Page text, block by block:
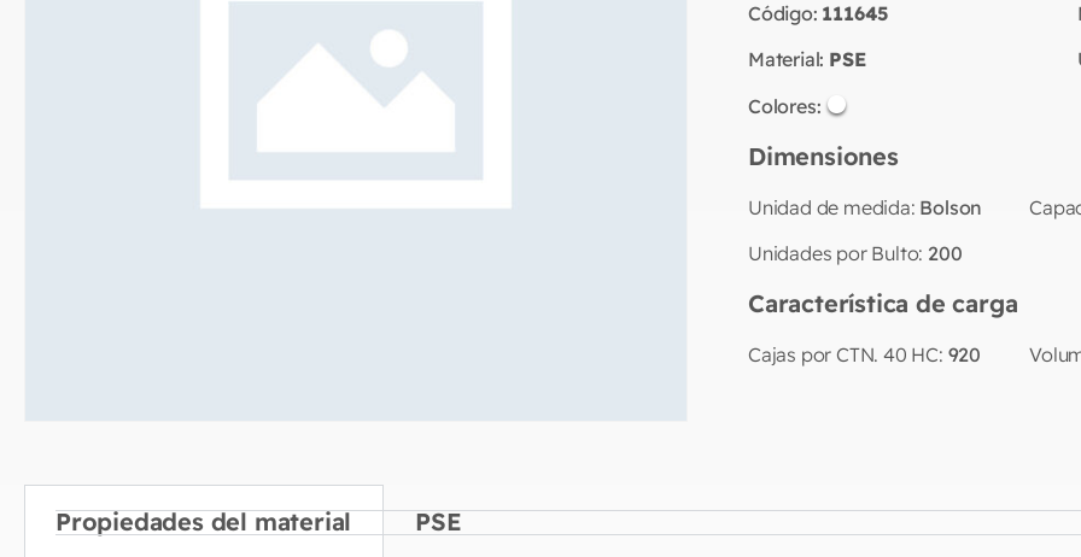
Código: 111645
Material: PSE
Colores:
Dimensiones
Unidad de medida: Bolson
Unidades por Bulto: 200
Característica de carga
Cajas por CTN. 40 HC: 920
Propiedades del material PSE